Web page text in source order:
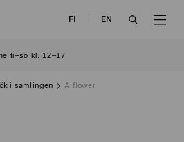
FI
EN
ti–sö kl. 12–17
i samlingen A flower